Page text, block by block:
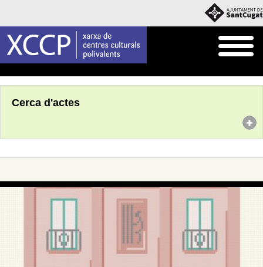
Cerca d'actes